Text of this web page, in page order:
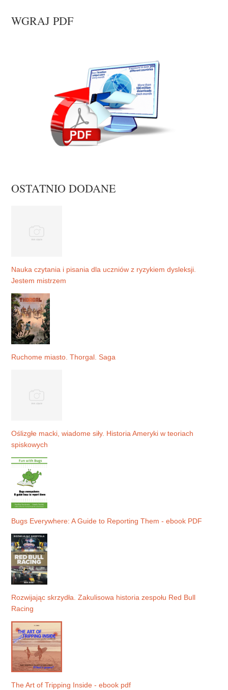
WGRAJ PDF
OSTATNIO DODANE
Nauka czytania i pisania dla uczniów z ryzykiem dysleksji.
Jestem mistrzem
Ruchome miasto. Thorgal. Saga
Oślizgłe macki, wiadome siły. Historia Ameryki w teoriach
spiskowych
Bugs Everywhere: A Guide to Reporting Them - ebook PDF
Rozwijając skrzydła. Zakulisowa historia zespołu Red Bull
Racing
The Art of Tripping Inside - ebook pdf